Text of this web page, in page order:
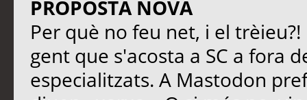
PROPOSTA NOVA
Per què no feu net, i el
gent que s'acosta a SC a fora
especialitzats. A Mastodon